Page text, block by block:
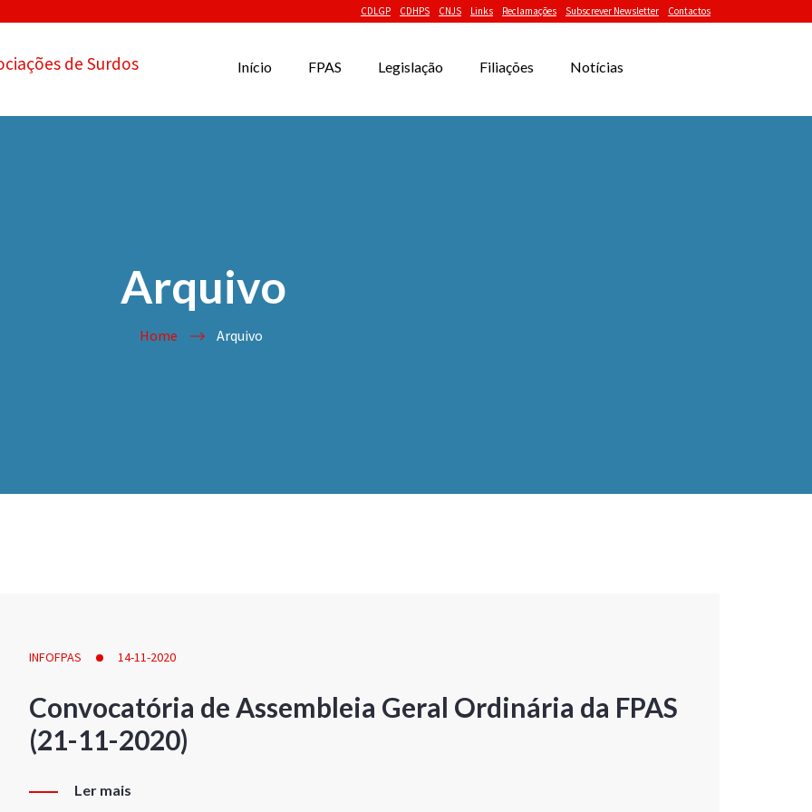
CDLGP CDHPS CNJS Links Reclamações Subscrever Newsletter Contactos
de Surdos Início FPAS Legislação Filiações Notícias
Arquivo
Home Arquivo
INFOFPAS 14-11-2020
Convocatória de Assembleia Geral Ordinária da FPAS
(21-11-2020)
Ler mais